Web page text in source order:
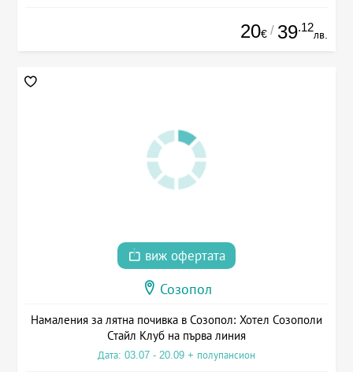
20€ / 39.12
лв.
виж офертата
Созопол
Намаления за лятна почивка в Созопол: Хотел Созополи
Стайл Клуб на първа линия
Дата: 03.07 - 20.09 + полупансион